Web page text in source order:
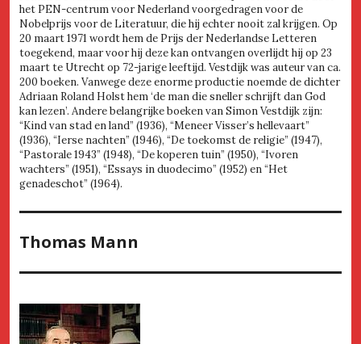
het PEN-centrum voor Nederland voorgedragen voor de
Nobelprijs voor de Literatuur, die hij echter nooit zal krijgen. Op
20 maart 1971 wordt hem de Prijs der Nederlandse Letteren
toegekend, maar voor hij deze kan ontvangen overlijdt hij op 23
maart te Utrecht op 72-jarige leeftijd. Vestdijk was auteur van ca.
200 boeken. Vanwege deze enorme productie noemde de dichter
Adriaan Roland Holst hem ‘de man die sneller schrijft dan God
kan lezen’. Andere belangrijke boeken van Simon Vestdijk zijn:
“Kind van stad en land” (1936), “Meneer Visser’s hellevaart”
(1936), “Ierse nachten” (1946), “De toekomst de religie” (1947),
“Pastorale 1943” (1948), “De koperen tuin” (1950), “Ivoren
wachters” (1951), “Essays in duodecimo” (1952) en “Het
genadeschot” (1964).
Thomas Mann